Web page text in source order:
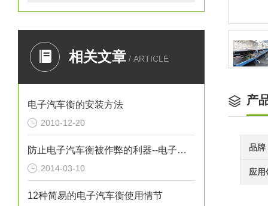
相关文章 / ARTICLE
电子汽车衡的安装方法
2010-12-20
防止电子汽车衡被作弊的利器--电子汽车衡屏蔽器
2014-03-10
12种简易的电子汽车衡使用情节
产
品牌
应用